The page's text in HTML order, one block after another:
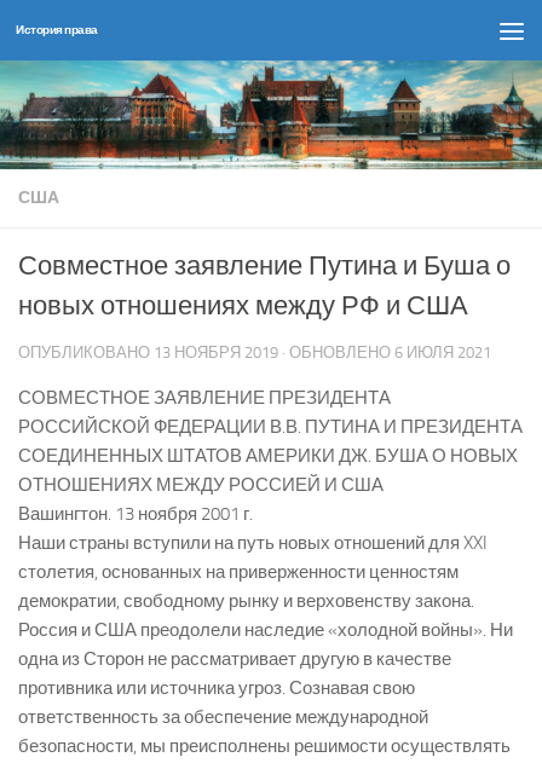
Перейти к содержимому
История права
США
Совместное заявление Путина и Буша о
новых отношениях между РФ и США
ОПУБЛИКОВАНО 13 НОЯБРЯ 2019 · ОБНОВЛЕНО 6 ИЮЛЯ 2021
СОВМЕСТНОЕ ЗАЯВЛЕНИЕ ПРЕЗИДЕНТА
РОССИЙСКОЙ ФЕДЕРАЦИИ В.В. ПУТИНА И ПРЕЗИДЕНТА
СОЕДИНЕННЫХ ШТАТОВ АМЕРИКИ ДЖ. БУША О НОВЫХ
ОТНОШЕНИЯХ МЕЖДУ РОССИЕЙ И США
Вашингтон. 13 ноября 2001 г.
Наши страны вступили на путь новых отношений для XXI
столетия, основанных на приверженности ценностям
демократии, свободному рынку и верховенству закона.
Россия и США преодолели наследие «холодной войны». Ни
одна из Сторон не рассматривает другую в качестве
противника или источника угроз. Сознавая свою
ответственность за обеспечение международной
безопасности, мы преисполнены решимости осуществлять